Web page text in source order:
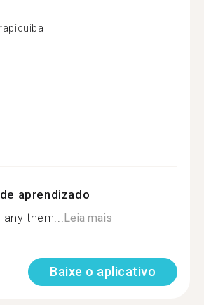
aprendizado
them...Leia mais
Baixe o aplicativo